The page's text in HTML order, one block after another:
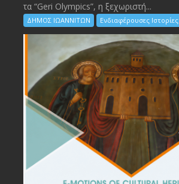
τα “Geri Olympics”, η ξεχωριστή...
ΔΗΜΟΣ ΙΩΑΝΝΙΤΩΝ Ενδιαφέρουσες Ιστορίες